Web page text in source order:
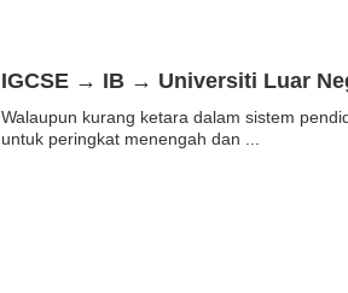
IGCSE → IB → Universiti Luar
Walaupun kurang ketara dalam sistem
untuk peringkat menengah dan ...